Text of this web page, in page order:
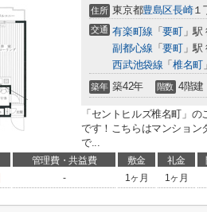
住所 東京都豊島区長崎１
交通 有楽町線 「要町」駅
副都心線 「要町」駅
西武池袋線 「 椎名町
築年 築42年 階数 4階建
「セントヒルズ椎名町」
です！こちらはマンション
で...
管理費・共益費 敷金 礼金
- 1ヶ月 1ヶ月